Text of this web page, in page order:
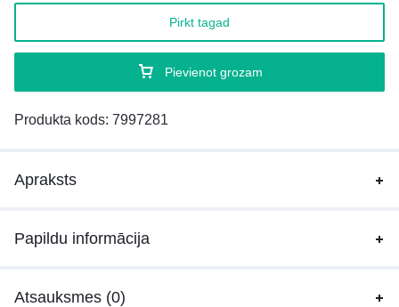
Pievienot grozam
Pirkt tagad
Produkta kods: 7997281
Apraksts
Papildu informācija
Atsauksmes (0)